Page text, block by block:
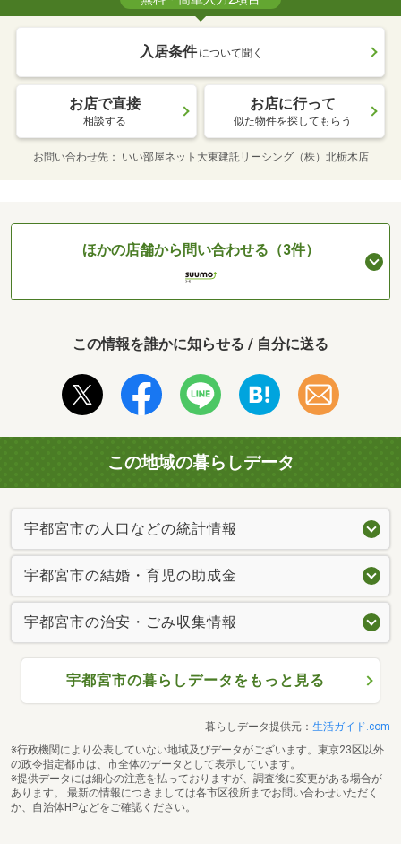
入居条件 について聞く
お店で直接
相談する
お店に行って
似た物件を探してもらう
お問い合わせ先 いい部屋ネット大東建託リーシング（株）北栃木店
ほかの店舗から問い合わせる（3件）
この情報を誰かに知らせる / 自分に送る
この地域の暮らしデータ
宇都宮市の人口などの統計情報
宇都宮市の結婚・育児の助成金
宇都宮市の治安・ごみ収集情報
宇都宮市の暮らしデータをもっと見る
暮らしデータ提供元： 生活ガイド.com
※行政機関により公表していない地域及びデータがございます。東京23区以外
の政令指定都市は、市全体のデータとして表示しています。
※提供データには細心の注意を払っておりますが、調査後に変更がある場合が
あります。 最新の情報につきましては各市区役所までお問い合わせいただく
か、自治体HPなどをご確認ください。